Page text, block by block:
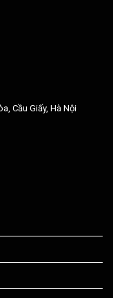
Cầu Giấy, Hà Nội